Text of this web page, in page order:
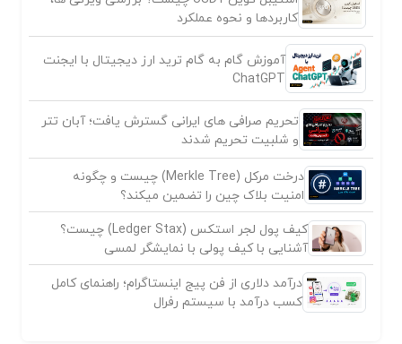
کاربردها و نحوه عملکرد
آموزش گام به گام ترید ارز دیجیتال با ایجنت
ChatGPT
تحریم صرافی های ایرانی گسترش یافت؛ آبان تتر
و شلبیت تحریم شدند
درخت مرکل (Merkle Tree) چیست و چگونه
امنیت بلاک چین را تضمین میکند؟
کیف پول لجر استکس (Ledger Stax) چیست؟
آشنایی با کیف پولی با نمایشگر لمسی
درآمد دلاری از فن پیج اینستاگرام؛ راهنمای کامل
کسب درآمد با سیستم رفرال